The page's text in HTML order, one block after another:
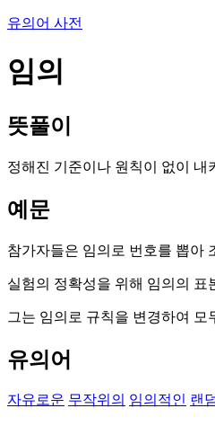
유의어 사전
임의
뜻풀이
정해진 기준이나 원칙이 없이 내
예문
참가자들은 임의로 번호를 뽑아
실험의 정확성을 위해 임의의 표
그는 임의로 규칙을 변경하여
유의어
자유로운 무작위의 임의적인 랜